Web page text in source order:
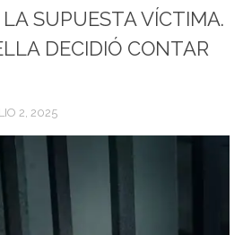
SUPUESTA VÍCTIMA.
DECIDIÓ CONTAR
2, 2025